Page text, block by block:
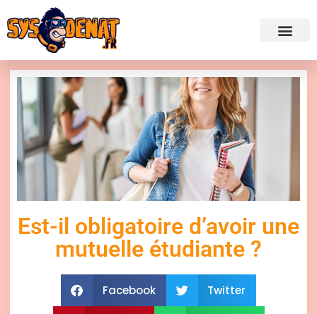
Est-il obligatoire d’avoir une
mutuelle étudiante ?
Facebook Twitter